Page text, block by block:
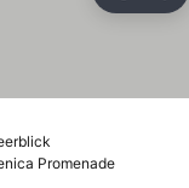
Promenade